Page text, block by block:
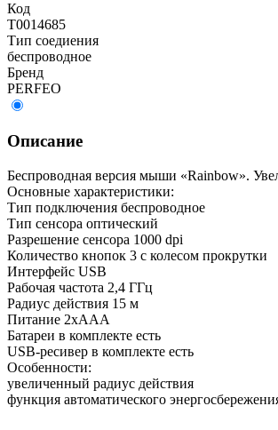
Код
Т0014685
Тип соедиения
беспроводное
Бренд
PERFEO
Описание
Беспроводная версия мыши «Rainbow».
Основные характеристики:
Тип подключения беспроводное
Тип сенсора оптический
Разрешение сенсора 1000 dpi
Количество кнопок 3 с колесом прокрутки
Интерфейс USB
Рабочая частота 2,4 ГГц
Радиус действия 15 м
Питание 2xAAA
Батареи в комплекте есть
USB-ресивер в комплекте есть
Особенности:
увеличенный радиус действия
функция автоматического